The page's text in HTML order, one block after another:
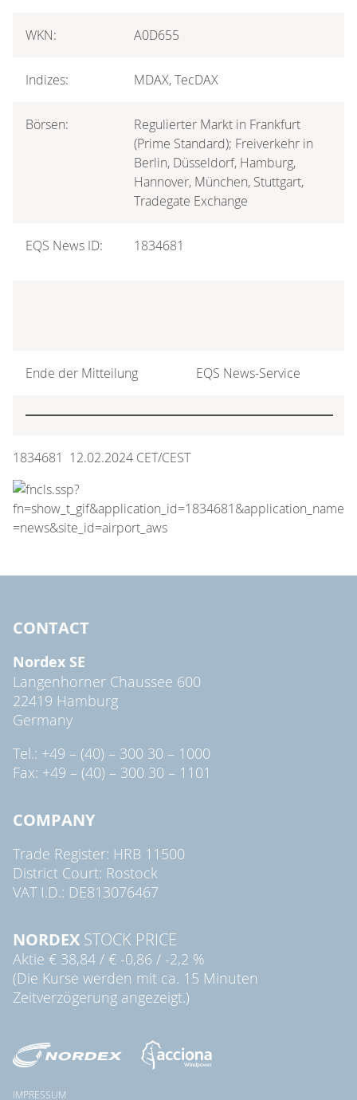
WKN: A0D655
Indizes: MDAX, TecDAX
Börsen:
Regulierter Markt in Frankfurt
(Prime Standard); Freiverkehr in
Berlin, Düsseldorf, Hamburg,
Hannover, München, Stuttgart,
Tradegate Exchange
EQS News ID: 1834681
Ende der Mitteilung EQS News-Service
1834681 12.02.2024 CET/CEST
CONTACT
Nordex SE
Langenhorner Chaussee 600
22419 Hamburg
Germany
Tel.: +49 – (40) – 300 30 – 1000
Fax: +49 – (40) – 300 30 – 1101
COMPANY
Trade Register: HRB 11500
District Court: Rostock
VAT I.D.: DE813076467
NORDEX STOCK PRICE
Aktie € 38,84 / € -0,86 / -2,2 %
(Die Kurse werden mit ca. 15 Minuten
Zeitverzögerung angezeigt.)
IMPRESSUM